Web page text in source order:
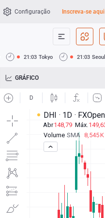
Configuração Inscreva-se aqui
21:03 Tokyo 21:03 Seoul
GRÁFICO